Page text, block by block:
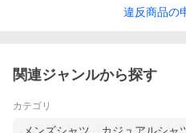
違反商品の
関連ジャンルから探す
カテゴリ